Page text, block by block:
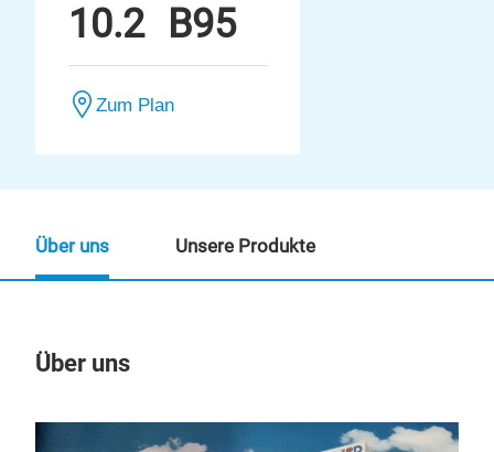
10.2 B95
Zum Plan
Über uns
Über uns Unsere Produkte